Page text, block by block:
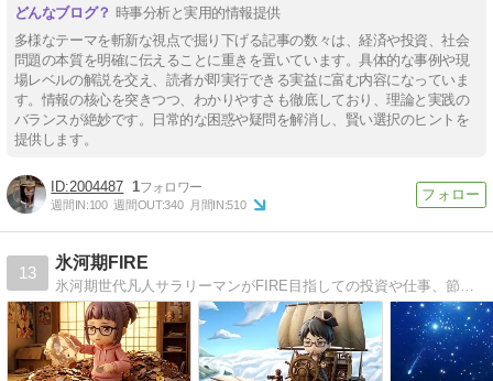
時事分析と実用的情報提供
多様なテーマを斬新な視点で掘り下げる記事の数々は、経済や投資、社会
問題の本質を明確に伝えることに重きを置いています。具体的な事例や現
場レベルの解説を交え、読者が即実行できる実益に富む内容になっていま
す。情報の核心を突きつつ、わかりやすさも徹底しており、理論と実践の
バランスが絶妙です。日常的な困惑や疑問を解消し、賢い選択のヒントを
提供します。
2004487 1
週間IN:100 週間OUT:340 月間IN:510
13
氷河期FIRE
氷河期世代凡人サラリーマンがFIRE目指しての投資や仕事、節約、子育て等日々の出来事を綴ります。投資先は、米国株のインデックス投資や投資信託、ビットコイン、FX/ETFリピート、日本株（優待・配当）が中心です。